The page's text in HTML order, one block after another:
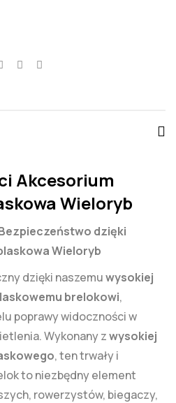
Akcesorium
Wieloryb
dzięki
Wieloryb
dzięki naszemuwysokiej
brelokowi,
poprawy widoczności w
Wykonany zwysokiej
, ten trwały i
to niezbędny element
rowerzystów, biegaczy,